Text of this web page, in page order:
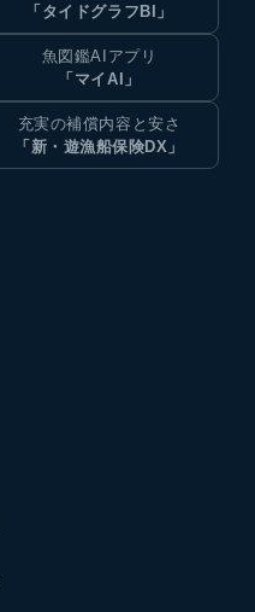
「タイドグラフBI」
魚図鑑AIアプリ
「マイAI」
充実の補償内容と安さ
「新・遊漁船保険DX」